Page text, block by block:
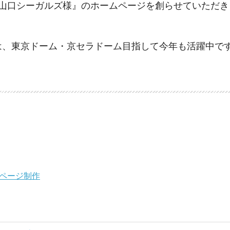
口シーガルズ様』のホームページを創らせていただ
東京ドーム・京セラドーム目指して今年も活躍中で
ージ制作